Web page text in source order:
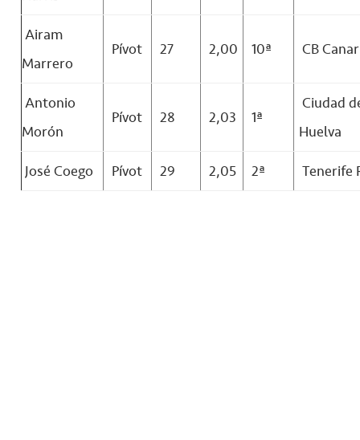
Airam
Marrero
Pívot 27 2,00 10ª CB
Antonio
Morón
Pívot 28 2,03 1ª
Ciudad
Huelva
José Coego
Pívot 29 2,05 2ª Tenerife